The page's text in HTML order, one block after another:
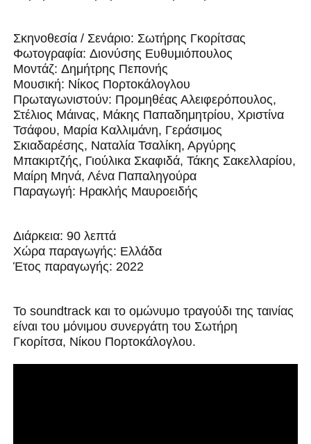
Σκηνοθεσία / Σενάριο: Σωτήρης Γκορίτσας
Φωτογραφία: Διονύσης Ευθυμιόπουλος
Μοντάζ: Δημήτρης Πεπονής
Μουσική: Νίκος Πορτοκάλογλου
Πρωταγωνιστούν: Προμηθέας Αλειφερόπουλος,
Στέλιος Μάινας, Μάκης Παπαδημητρίου, Χριστίνα
Τσάφου, Μαρία Καλλιμάνη, Γεράσιμος
Σκιαδαρέσης, Ναταλία Τσαλίκη, Αργύρης
Μπακιρτζής, Γιούλικα Σκαφιδά, Τάκης Σακελλαρίου,
Μαίρη Μηνά, Λένα Παπαληγούρα
Παραγωγή: Ηρακλής Μαυροειδής
Διάρκεια: 90 λεπτά
Χώρα παραγωγής: Ελλάδα
Έτος παραγωγής: 2022
Το soundtrack και το ομώνυμο τραγούδι της ταινίας
είναι του μόνιμου συνεργάτη του Σωτήρη
Γκορίτσα, Νίκου Πορτοκάλογλου.